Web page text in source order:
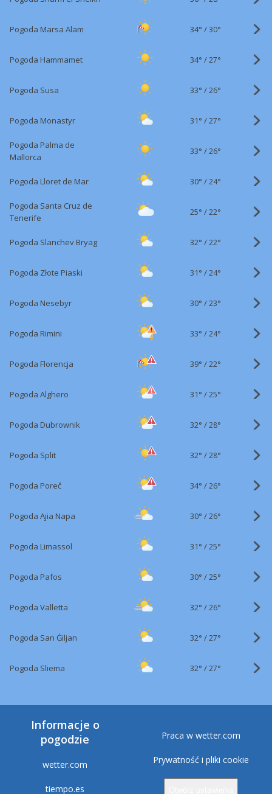
Pogoda Marsa Alam 34° /30°
Pogoda Hammamet 34° /27°
Pogoda Susa 33° /26°
Pogoda Monastyr 31° /27°
Pogoda Palma de
Mallorca
33° /26°
Pogoda Lloret de Mar 30° /24°
Pogoda Santa Cruz de
Tenerife
25° /22°
Pogoda Slanchev Bryag 32° /22°
Pogoda Złote Piaski 31° /24°
Pogoda Nesebyr 30° /23°
Pogoda Rimini 33° /24°
Pogoda Florencja 39° /22°
Pogoda Alghero 31° /25°
Pogoda Dubrownik 32° /28°
Pogoda Split 32° /28°
Pogoda Poreč 34° /26°
Pogoda Ajia Napa 30° /26°
Pogoda Limassol 31° /25°
Pogoda Pafos 30° /25°
Pogoda Valletta 32° /26°
Pogoda San Ġiljan 32° /27°
Pogoda Sliema 32° /27°
Informacje o
pogodzie
wetter.com
tiempo.es
Praca w wetter.com
Prywatność i pliki cookie